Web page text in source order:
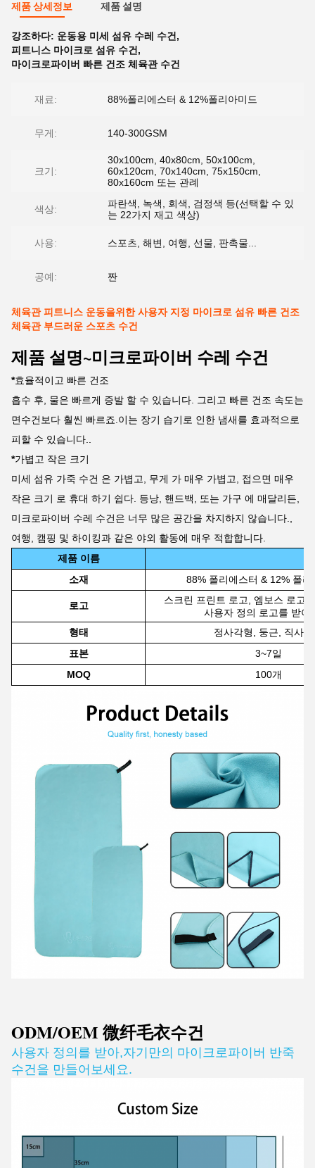
제품 상세정보 제품 설명
강조하다: 운동용 미세 섬유 수레 수건 ,
피트니스 마이크로 섬유 수건 ,
마이크로파이버 빠른 건조 체육관 수건
재료: 88%폴리에스터 & 12%폴리아미드
무게: 140-300GSM
크기:
30x100cm, 40x80cm, 50x100cm,
60x120cm, 70x140cm, 75x150cm,
80x160cm 또는 관례
색상:
파란색, 녹색, 회색, 검정색 등(선택할 수 있
는 22가지 재고 색상)
사용: 스포츠, 해변, 여행, 선물, 판촉물...
공예: 짠
체육관 피트니스 운동을위한 사용자 지정 마이크로 섬유 빠른 건조
체육관 부드러운 스포츠 수건
제품 설명~미크로파이버 수레 수건
*효율적이고 빠른 건조
흡수 후, 물은 빠르게 증발 할 수 있습니다. 그리고 빠른 건조 속도는
면수건보다 훨씬 빠르죠.이는 장기 습기로 인한 냄새를 효과적으로
피할 수 있습니다..
*가볍고 작은 크기
미세 섬유 가죽 수건 은 가볍고, 무게 가 매우 가볍고, 접으면 매우
작은 크기 로 휴대 하기 쉽다. 등낭, 핸드백, 또는 가구 에 매달리든,
미크로파이버 수레 수건은 너무 많은 공간을 차지하지 않습니다.,
여행, 캠핑 및 하이킹과 같은 야외 활동에 매우 적합합니다.
제품 이름
소재
88% 폴리에스터 & 12% 폴리
로고
스크린 프린트 로고, 엠보스 로고,
사용자 정의 로고를 받아
형태
정사각형, 둥근, 직사
표본
3~7일
MOQ
100개
ODM/OEM 微纤毛衣수건
사용자 정의를 받아,자기만의 마이크로파이버 반죽
수건을 만들어보세요.